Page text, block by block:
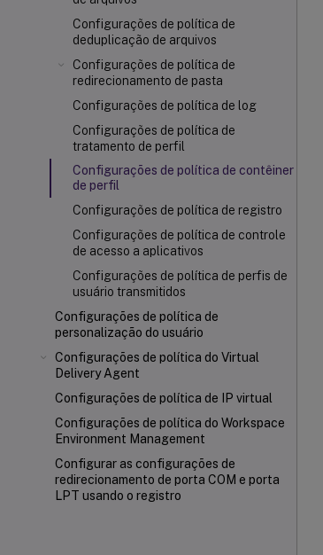
Configurações de política de
deduplicação de arquivos
Configurações de política de
redirecionamento de pasta
Configurações de política de log
Configurações de política de
tratamento de perfil
Configurações de política de contêiner
de perfil
Configurações de política de registro
Configurações de política de controle
de acesso a aplicativos
Configurações de política de perfis de
usuário transmitidos
Configurações de política de
personalização do usuário
Configurações de política do Virtual
Delivery Agent
Configurações de política de IP virtual
Configurações de política do Workspace
Environment Management
Configurar as configurações de
redirecionamento de porta COM e porta
LPT usando o registro